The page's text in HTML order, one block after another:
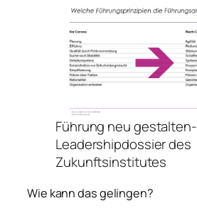
Führung neu gestalten-
Leadershipdossier des
Zukunftsinstitutes
Wie kann das gelingen?